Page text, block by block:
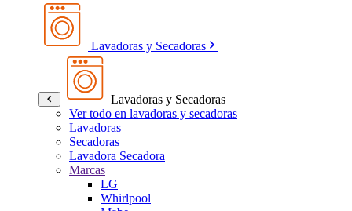
Lavadoras y Secadoras
Lavadoras y Secadoras
Ver todo en lavadoras y secadoras
Lavadoras
Secadoras
Lavadora Secadora
Marcas
LG
Whirlpool